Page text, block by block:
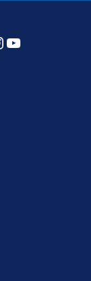
YouTube